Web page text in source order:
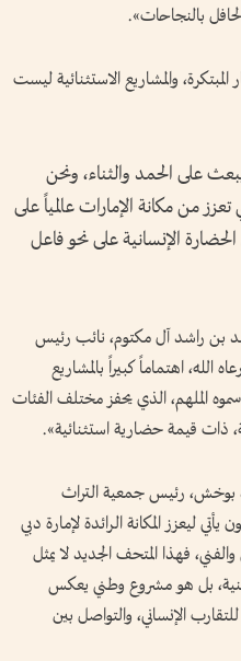
بالنجاحات».
والمشاريع الاستثنائية ليست
على الحمد والثناء، ونحن
من مكانة الإمارات عالمياً على
الإنسانية على نحو فاعل
بن راشد آل مكتوم، نائب رئيس
اهتماماً كبيراً بالمشاريع
الملهم، الذي يحفز مختلف الفئات
ذات قيمة حضارية استثنائية».
بوخش، رئيس جمعية التراث
ليعزز المكانة الرائدة لإمارة دبي
فهذا المتحف الجديد لا يمثل
بل هو مشروع وطني يعكس
الإنساني، والتواصل بين